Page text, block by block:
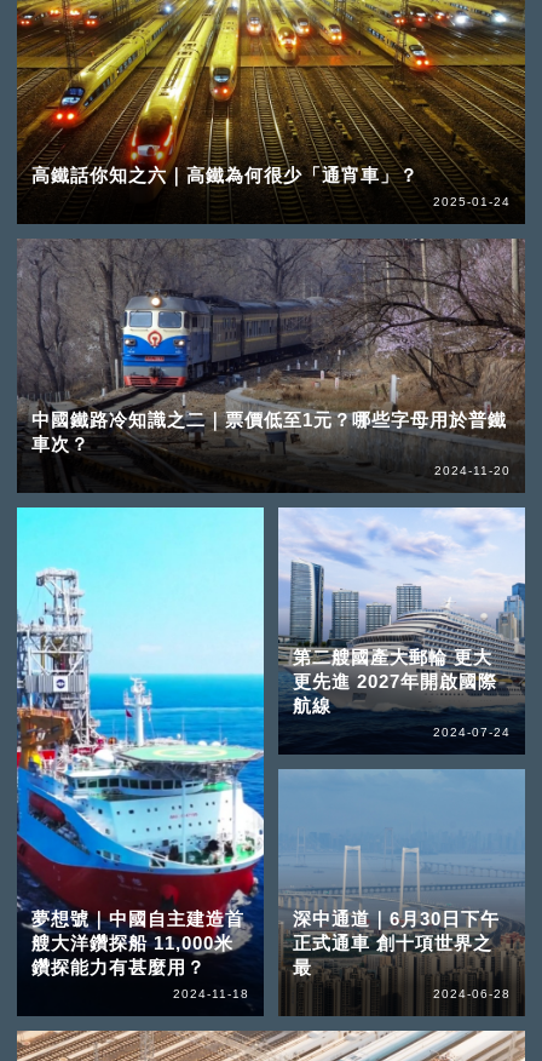
高鐵話你知之六｜高鐵為何很少「通宵車」？
2025-01-24
中國鐵路冷知識之二｜票價低至1元？哪些字母用於普鐵
車次？
2024-11-20
夢想號｜中國自主建造首
艘大洋鑽探船 11,000米
鑽探能力有甚麼用？
2024-11-18
第二艘國產大郵輪 更大
更先進 2027年開啟國際
航線
2024-07-24
深中通道｜6月30日下午
正式通車 創十項世界之
最
2024-06-28